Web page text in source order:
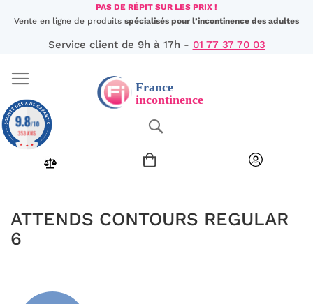
Aller
au
PAS DE RÉPIT SUR LES PRIX !
Vente en ligne de produits spécialisés pour l’incontinence des adultes
Service client de 9h à 17h - 01 77 37 70 03
ATTENDS CONTOURS REGULAR
6
9.8/10
353 AVIS